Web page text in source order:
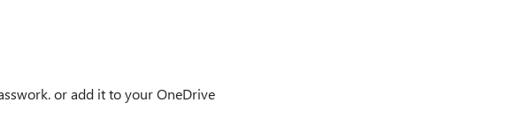
or add it to your OneDrive